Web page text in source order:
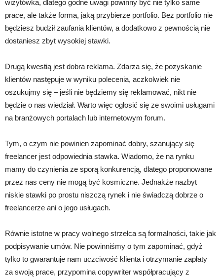
wizytówka, dlatego godne uwagi powinny być nie tylko same
prace, ale także forma, jaką przybierze portfolio. Bez portfolio nie
będziesz budził zaufania klientów, a dodatkowo z pewnością nie
dostaniesz zbyt wysokiej stawki.
Drugą kwestią jest dobra reklama. Zdarza się, że pozyskanie
klientów następuje w wyniku polecenia, aczkolwiek nie
oszukujmy się – jeśli nie będziemy się reklamować, nikt nie
będzie o nas wiedział. Warto więc ogłosić się ze swoimi usługami
na branżowych portalach lub internetowym forum.
Tym, o czym nie powinien zapominać dobry, szanujący się
freelancer jest odpowiednia stawka. Wiadomo, że na rynku
mamy do czynienia ze sporą konkurencją, dlatego proponowane
przez nas ceny nie mogą być kosmiczne. Jednakże nazbyt
niskie stawki po prostu niszczą rynek i nie świadczą dobrze o
freelancerze ani o jego usługach.
Równie istotne w pracy wolnego strzelca są formalności, takie jak
podpisywanie umów. Nie powinniśmy o tym zapominać, gdyż
tylko to gwarantuje nam uczciwość klienta i otrzymanie zapłaty
za swoją prace, przypomina copywriter współpracujący z